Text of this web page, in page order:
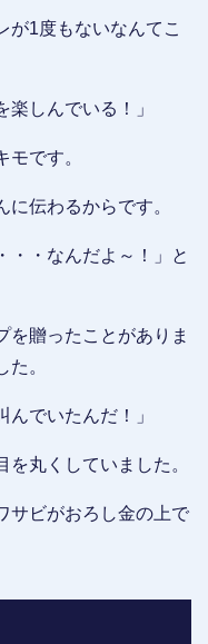
が1度もないなんてこ
楽しんでいる！」
です。
伝わるからです。
・・なんだよ～！」と
を贈ったことがありま
。
んでいたんだ！」
丸くしていました。
サビがおろし金の上で